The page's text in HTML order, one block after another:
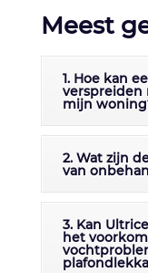
Meest
1. Hoe kan
verspreiden
mijn
2. Wat zijn
van
3. Kan
het